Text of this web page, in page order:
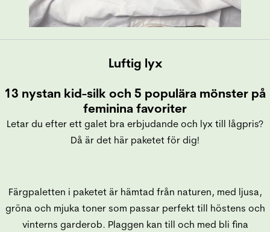
Luftig lyx
13 nystan kid-silk och 5 populära mönster på
feminina favoriter
Letar du efter ett galet bra erbjudande och lyx till lågpris?
Då är det här paketet för dig!
Färgpaletten i paketet är hämtad från naturen, med ljusa,
gröna och mjuka toner som passar perfekt till höstens och
vinterns garderob. Plaggen kan till och med bli fina